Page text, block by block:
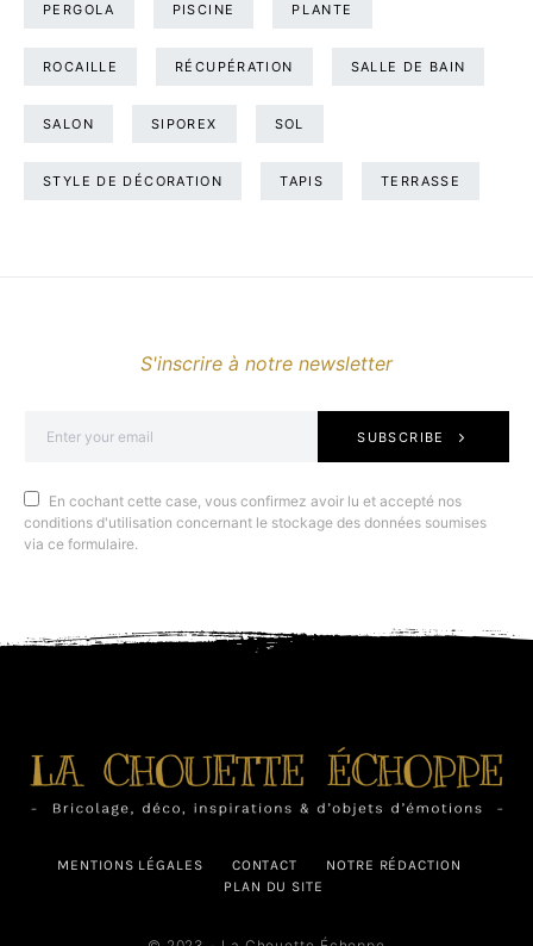
PERGOLA PISCINE PLANTE
ROCAILLE RÉCUPÉRATION SALLE DE BAIN
SALON SIPOREX SOL
STYLE DE DÉCORATION TAPIS TERRASSE
S'inscrire à notre newsletter
SUBSCRIBE
En cochant cette case, vous confirmez avoir lu et accepté nos
conditions d'utilisation concernant le stockage des données soumises
via ce formulaire.
MENTIONS LÉGALES CONTACT
NOTRE RÉDACTION
PLAN DU SITE